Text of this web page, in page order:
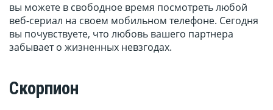
вы можете в свободное время посмотреть любой
веб-сериал на своем мобильном телефоне. Сегодня
вы почувствуете, что любовь вашего партнера
забывает о жизненных невзгодах.
Скорпион